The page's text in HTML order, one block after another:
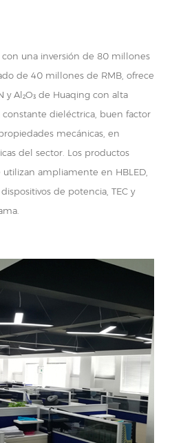
una inversión de 80 millones
de 40 millones de RMB, ofrece
Al₂O₃ de Huaqing con alta
dieléctrica, buen factor
mecánicas, en
del sector. Los productos
utilizan ampliamente en HBLED,
de potencia, TEC y